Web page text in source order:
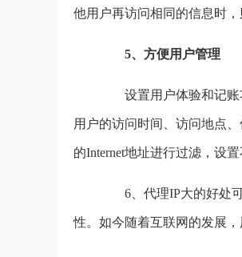
他用户再访问相同的信息时
5、方便用户管理
设置用户体验和记账功
用户的访问时间、访问地点
的Internet地址进行过滤，设
6、代理IP大的好处可
性。如今随着互联网的发展